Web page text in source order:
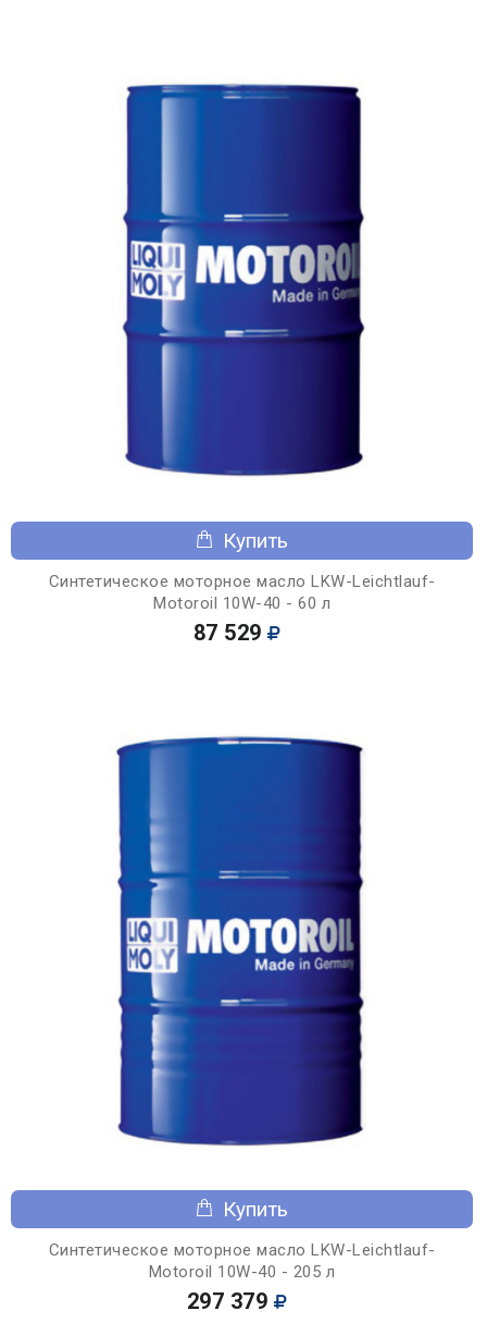
Купить
Синтетическое моторное масло LKW-Leichtlauf-
Motoroil 10W-40 - 60 л
87 529
Купить
Синтетическое моторное масло LKW-Leichtlauf-
Motoroil 10W-40 - 205 л
297 379